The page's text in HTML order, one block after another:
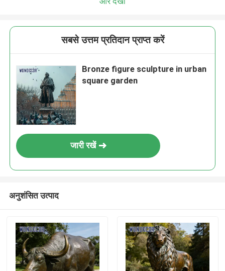
सबसे उत्तम प्रतिदान प्राप्त करें
Bronze figure sculpture in urban
square garden
जारी रखें
अनुशंसित उत्पाद